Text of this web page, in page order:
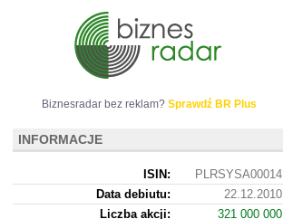
Biznesradar bez reklam? Sprawdź BR Plus
INFORMACJE
ISIN:
PLRSYSA00014
Data debiutu:
22.12.2010
Liczba akcji:
321 000 000